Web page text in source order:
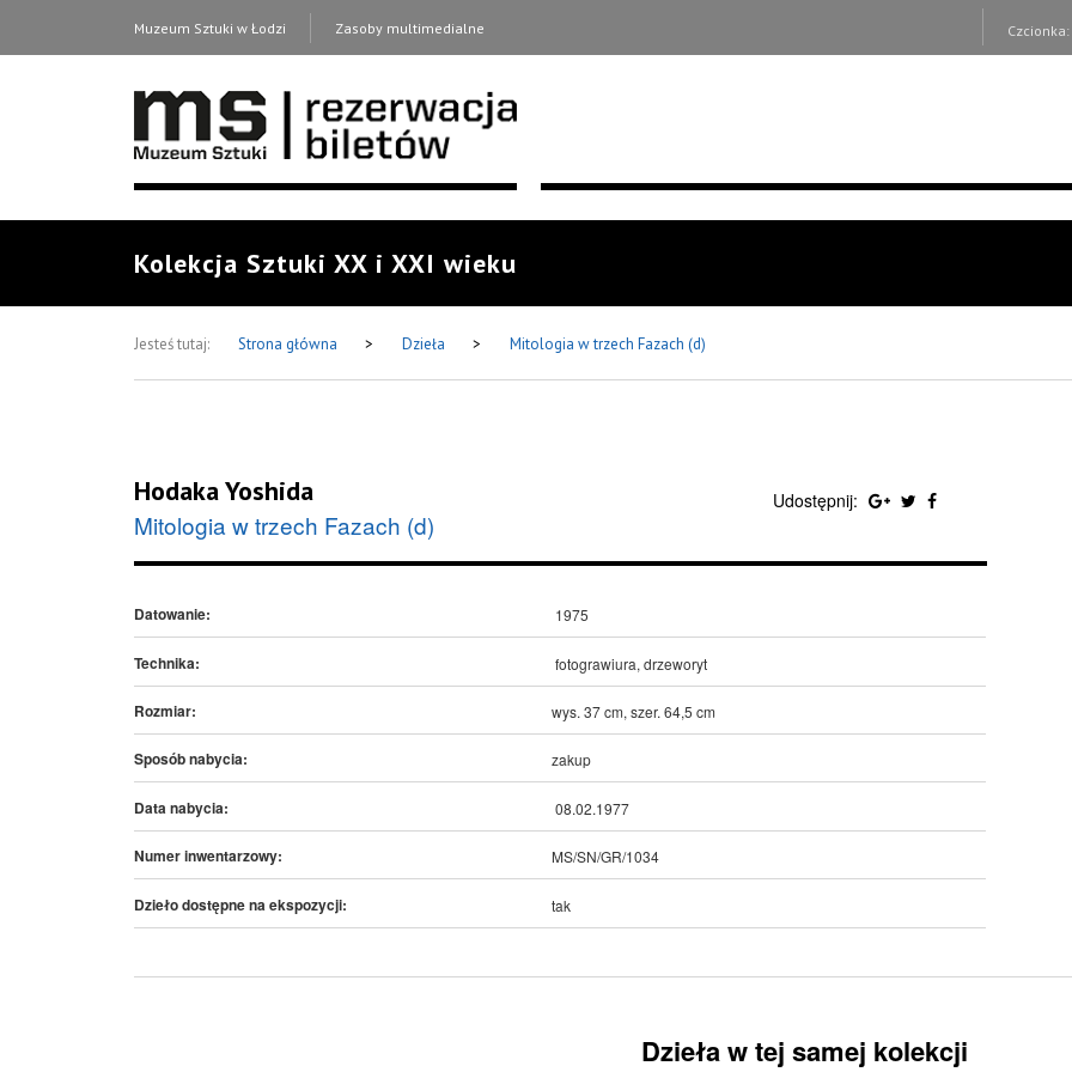
Muzeum Sztuki w Łodzi Zasoby multimedialne Czcionka:
Kolekcja Sztuki XX i XXI wieku
Jesteś tutaj: Strona główna > Dzieła > Mitologia w trzech Fazach (d)
Hodaka Yoshida
Mitologia w trzech Fazach (d)
Udostępnij:
Datowanie: 1975
Technika: fotograwiura, drzeworyt
Rozmiar: wys. 37 cm, szer. 64,5 cm
Sposób nabycia: zakup
Data nabycia: 08.02.1977
Numer inwentarzowy: MS/SN/GR/1034
Dzieło dostępne na ekspozycji: tak
Dzieła w tej samej kolekcji